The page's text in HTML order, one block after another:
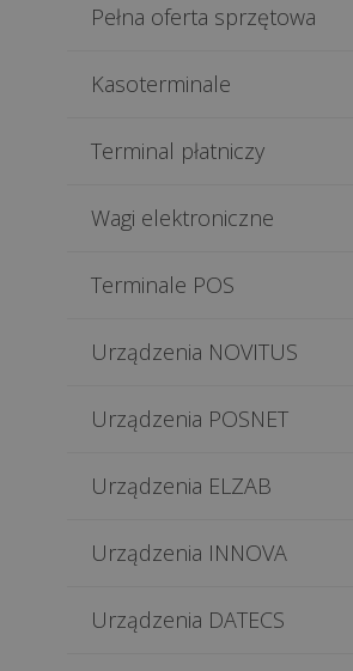
Pełna oferta sprzętowa
Kasoterminale
Terminal płatniczy
Wagi elektroniczne
Terminale POS
Urządzenia NOVITUS
Urządzenia POSNET
Urządzenia ELZAB
Urządzenia INNOVA
Urządzenia DATECS